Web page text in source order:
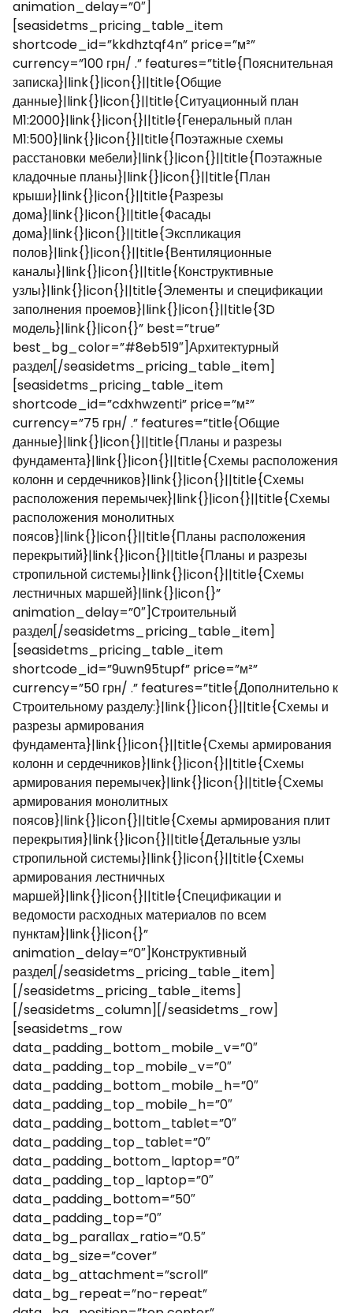
animation_delay=”0″]
[seasidetms_pricing_table_item
shortcode_id=”kkdhztqf4n” price=”м²”
currency=”100 грн/ .” features=”title{Пояснительная
записка}|link{}|icon{}||title{Общие
данные}|link{}|icon{}||title{Ситуационный план
М1:2000}|link{}|icon{}||title{Генеральный план
М1:500}|link{}|icon{}||title{Поэтажные схемы
расстановки мебели}|link{}|icon{}||title{Поэтажные
кладочные планы}|link{}|icon{}||title{План
крыши}|link{}|icon{}||title{Разрезы
дома}|link{}|icon{}||title{Фасады
дома}|link{}|icon{}||title{Экспликация
полов}|link{}|icon{}||title{Вентиляционные
каналы}|link{}|icon{}||title{Конструктивные
узлы}|link{}|icon{}||title{Элементы и спецификации
заполнения проемов}|link{}|icon{}||title{3D
модель}|link{}|icon{}” best=”true”
best_bg_color=”#8eb519″]Архитектурный
раздел[/seasidetms_pricing_table_item]
[seasidetms_pricing_table_item
shortcode_id=”cdxhwzenti” price=”м²”
currency=”75 грн/ .” features=”title{Общие
данные}|link{}|icon{}||title{Планы и разрезы
фундамента}|link{}|icon{}||title{Схемы расположения
колонн и сердечников}|link{}|icon{}||title{Схемы
расположения перемычек}|link{}|icon{}||title{Схемы
расположения монолитных
поясов}|link{}|icon{}||title{Планы расположения
перекрытий}|link{}|icon{}||title{Планы и разрезы
стропильной системы}|link{}|icon{}||title{Схемы
лестничных маршей}|link{}|icon{}”
animation_delay=”0″]Строительный
раздел[/seasidetms_pricing_table_item]
[seasidetms_pricing_table_item
shortcode_id=”9uwn95tupf” price=”м²”
currency=”50 грн/ .” features=”title{Дополнительно к
Строительному разделу:}|link{}|icon{}||title{Схемы и
разрезы армирования
фундамента}|link{}|icon{}||title{Схемы армирования
колонн и сердечников}|link{}|icon{}||title{Схемы
армирования перемычек}|link{}|icon{}||title{Схемы
армирования монолитных
поясов}|link{}|icon{}||title{Схемы армирования плит
перекрытия}|link{}|icon{}||title{Детальные узлы
стропильной системы}|link{}|icon{}||title{Схемы
армирования лестничных
маршей}|link{}|icon{}||title{Спецификации и
ведомости расходных материалов по всем
пунктам}|link{}|icon{}”
animation_delay=”0″]Конструктивный
раздел[/seasidetms_pricing_table_item]
[/seasidetms_pricing_table_items]
[/seasidetms_column][/seasidetms_row]
[seasidetms_row
data_padding_bottom_mobile_v=”0″
data_padding_top_mobile_v=”0″
data_padding_bottom_mobile_h=”0″
data_padding_top_mobile_h=”0″
data_padding_bottom_tablet=”0″
data_padding_top_tablet=”0″
data_padding_bottom_laptop=”0″
data_padding_top_laptop=”0″
data_padding_bottom=”50″
data_padding_top=”0″
data_bg_parallax_ratio=”0.5″
data_bg_size=”cover”
data_bg_attachment=”scroll”
data_bg_repeat=”no-repeat”